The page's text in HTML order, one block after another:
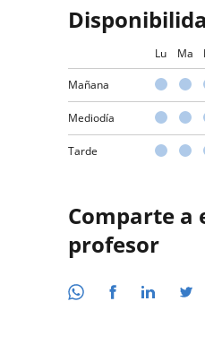
Lu Ma
Mañana
Mediodía
Tarde
Comparte a
profesor